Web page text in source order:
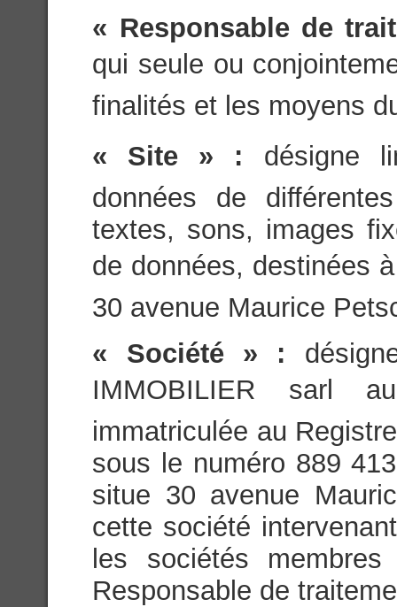
« Responsable de
qui seule ou
finalités et les moyens
« Site » : désigne
données de
textes, sons, images
de données, destinées
30 avenue Maurice
« Société » :
IMMOBILIER sarl
immatriculée au
sous le numéro 889
situe 30 avenue
cette société
les sociétés
Responsable de